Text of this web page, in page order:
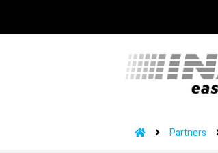
Partners